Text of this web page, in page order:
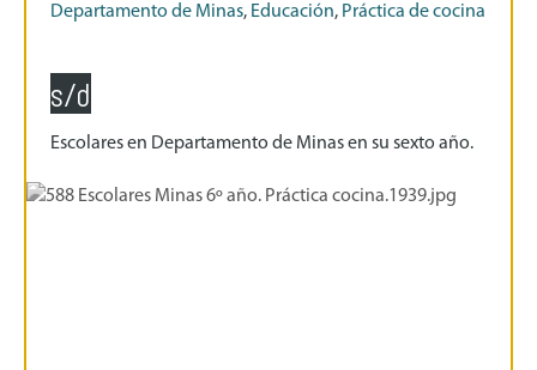
Departamento de Minas, Educación, Práctica de cocina
s/d
Escolares en Departamento de Minas en su sexto año.